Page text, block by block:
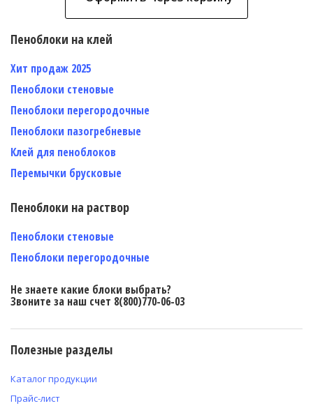
Пеноблоки на клей
Хит продаж 2025
Пеноблоки стеновые
Пеноблоки перегородочные
Пеноблоки пазогребневые
Клей для пеноблоков
Перемычки брусковые
Пеноблоки на раствор
Пеноблоки стеновые
Пеноблоки перегородочные
Не знаете какие блоки выбрать?
Звоните за наш счет 8(800)770-06-03
Полезные разделы
Каталог продукции
Прайс-лист